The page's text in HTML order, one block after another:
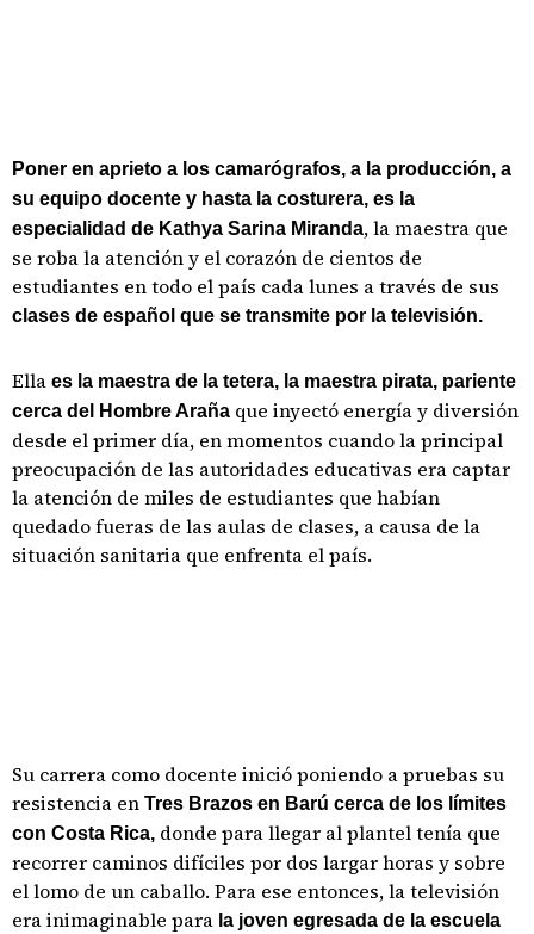
Poner en aprieto a los camarógrafos, a la producción, a
su equipo docente y hasta la costurera, es la
especialidad de Kathya Sarina Miranda, la maestra que
se roba la atención y el corazón de cientos de
estudiantes en todo el país cada lunes a través de sus
clases de español que se transmite por la televisión.
Ella es la maestra de la tetera, la maestra pirata, pariente
cerca del Hombre Araña que inyectó energía y diversión
desde el primer día, en momentos cuando la principal
preocupación de las autoridades educativas era captar
la atención de miles de estudiantes que habían
quedado fueras de las aulas de clases, a causa de la
situación sanitaria que enfrenta el país.
Su carrera como docente inició poniendo a pruebas su
resistencia en Tres Brazos en Barú cerca de los límites
con Costa Rica, donde para llegar al plantel tenía que
recorrer caminos difíciles por dos largar horas y sobre
el lomo de un caballo. Para ese entonces, la televisión
era inimaginable para la joven egresada de la escuela